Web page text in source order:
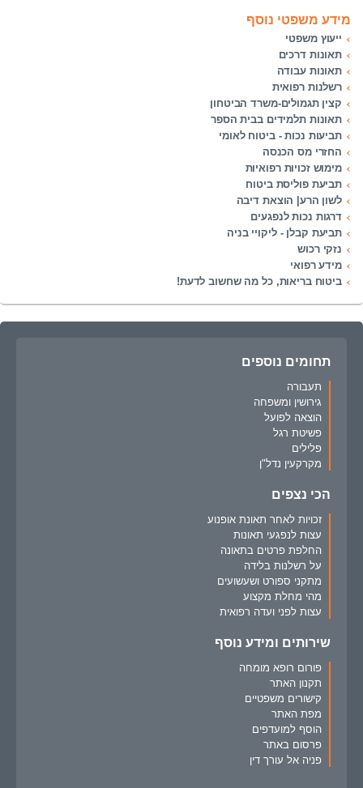
מידע משפטי נוסף
ייעוץ משפטי
תאונות דרכים
תאונות עבודה
רשלנות רפואית
קצין תגמולים-משרד הביטחון
תאונות תלמידים בבית הספר
תביעות נכות - ביטוח לאומי
החזרי מס הכנסה
מימוש זכויות רפואיות
תביעת פוליסת ביטוח
לשון הרע| הוצאת דיבה
דרגות נכות לנפגעים
תביעת קבלן - ליקויי בניה
נזקי רכוש
מידע רפואי
ביטוח בריאות, כל מה שחשוב לדעת!
תחומים נוספים
תעבורה
גירושין ומשפחה
הוצאה לפועל
פשיטת רגל
פלילים
מקרקעין נדל"ן
הכי נצפים
זכויות לאחר תאונת אופנוע
עצות לנפגעי תאונות
החלפת פרטים בתאונה
על רשלנות בלידה
מתקני ספורט ושעשועים
מהי מחלת מקצוע
עצות לפני ועדה רפואית
שירותים ומידע נוסף
פורום רופא מומחה
תקנון האתר
קישורים משפטיים
מפת האתר
הוסף למועדפים
פרסום באתר
פניה אל עורך דין